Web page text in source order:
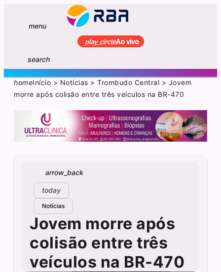
menu
play_circleAo vivo
search
homeInício > Notícias >Trombudo Central > Jovem
morre após colisão entre três veículos na BR-470
arrow_back
today
Notícias
Jovem morre após
colisão entre três
veículos na BR-470